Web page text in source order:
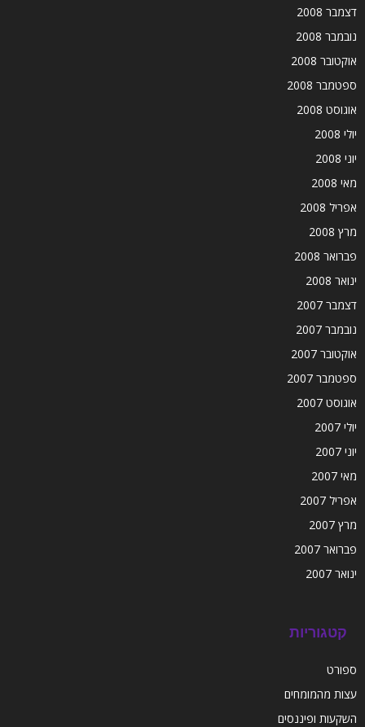
דצמבר 2008
נובמבר 2008
אוקטובר 2008
ספטמבר 2008
אוגוסט 2008
יולי 2008
יוני 2008
מאי 2008
אפריל 2008
מרץ 2008
פברואר 2008
ינואר 2008
דצמבר 2007
נובמבר 2007
אוקטובר 2007
ספטמבר 2007
אוגוסט 2007
יולי 2007
יוני 2007
מאי 2007
אפריל 2007
מרץ 2007
פברואר 2007
ינואר 2007
קטגוריות
ספורט
עצות מהמומחים
השקעות ופיננסים